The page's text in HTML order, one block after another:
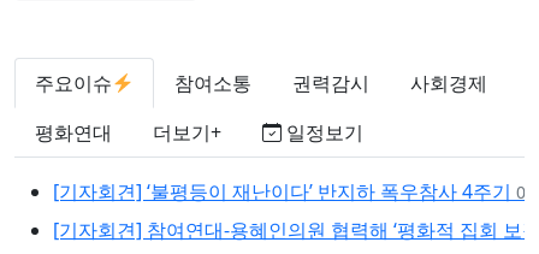
주요이슈 참여소통 권력감시
사회경제
평화연대
더보기+ 일정보기
[기자회견] ‘불평등이 재난이다’ 반지하 폭우참사 4주기
[기자회견] 참여연대-용혜인의원 협력해 ‘평화적 집회 보